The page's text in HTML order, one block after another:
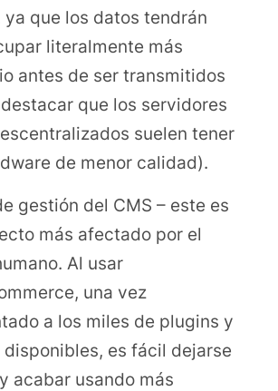
ya que los datos tendrán
literalmente más
antes de ser transmitidos
que los servidores
suelen tener
de menor calidad).
gestión del CMS – este es
más afectado por el
Al usar
una vez
a los miles de plugins y
disponibles, es fácil dejarse
acabar usando más